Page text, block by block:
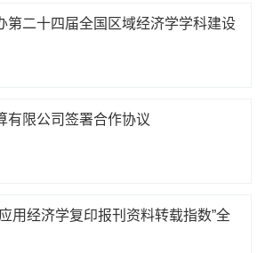
第二十四届全国区域经济学学科建设
有限公司签署合作协议
用经济学复印报刊资料转载指数”全